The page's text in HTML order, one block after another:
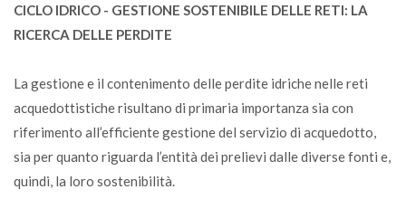
CICLO IDRICO - GESTIONE SOSTENIBILE DELLE RETI: LA
RICERCA DELLE PERDITE
La gestione e il contenimento delle perdite idriche nelle reti
acquedottistiche risultano di primaria importanza sia con
riferimento all’efficiente gestione del servizio di acquedotto,
sia per quanto riguarda l’entità dei prelievi dalle diverse fonti e,
quindi, la loro sostenibilità.